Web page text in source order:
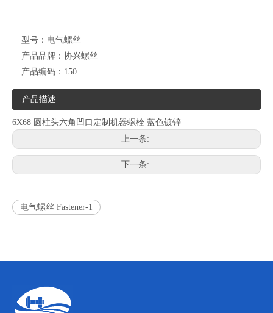
型号： 电气螺丝
产品品牌： 协兴螺丝
产品编码： 150
产品描述
6X68 圆柱头六角凹口定制机器螺栓 蓝色镀锌
上一条:
下一条:
电气螺丝 Fastener-1